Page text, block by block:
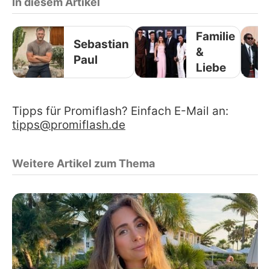
Sebastian
Paul
Familie
&
Liebe
Tipps für Promiflash? Einfach E-Mail an:
tipps@promiflash.de
Weitere Artikel zum Thema